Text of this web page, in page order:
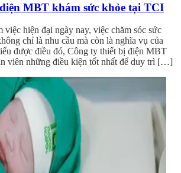
MBT khám sức khỏe tại TCI
việc hiện đại ngày nay, việc chăm sóc sức
chỉ là nhu cầu mà còn là nghĩa vụ của
được điều đó, Công ty thiết bị điện MBT
viên những điều kiện tốt nhất để duy trì […]